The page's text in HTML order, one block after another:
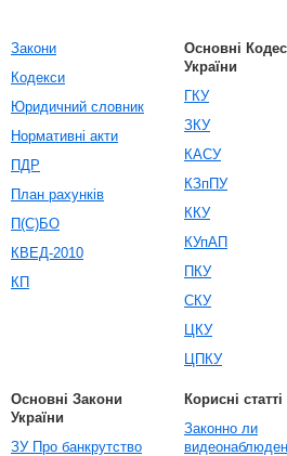
Закони
Кодекси
Юридичний словник
Нормативні акти
ПДР
План рахунків
П(С)БО
КВЕД-2010
КП
Основні
України
ГКУ
ЗКУ
КАСУ
КЗпПУ
ККУ
КУпАП
ПКУ
СКУ
ЦКУ
ЦПКУ
Основні Закони
України
ЗУ Про банкрутство
Корисні статті
Законно ли